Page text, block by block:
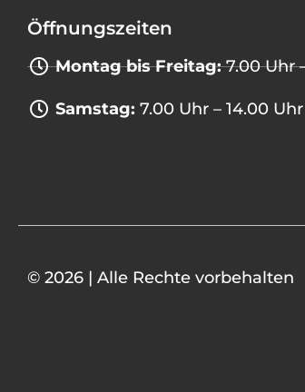
Öffnungszeiten
Montag bis Freitag:7.00 Uhr
Samstag:7.00 Uhr – 14.00 Uhr
© 2026 | Alle Rechte vorbehalten